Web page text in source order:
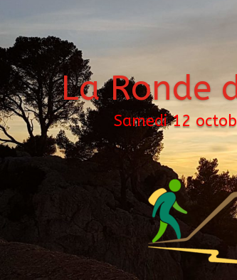
La Ronde
Samedi 12